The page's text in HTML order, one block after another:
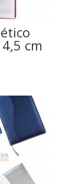
cm